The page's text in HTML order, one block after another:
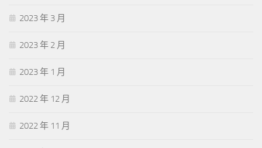
2023 年 3 月
2023 年 2 月
2023 年 1 月
2022 年 12 月
2022 年 11 月